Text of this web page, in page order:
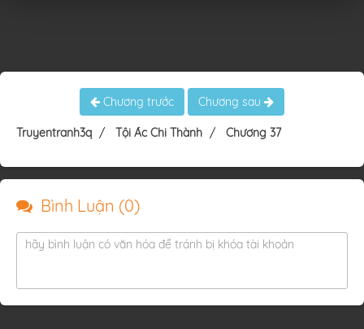
Chương trước Chương sau
Truyentranh3q Tội Ác Chi Thành Chương 37
Bình Luận (0)
hãy bình luận có văn hóa để tránh bị khóa tài khoản